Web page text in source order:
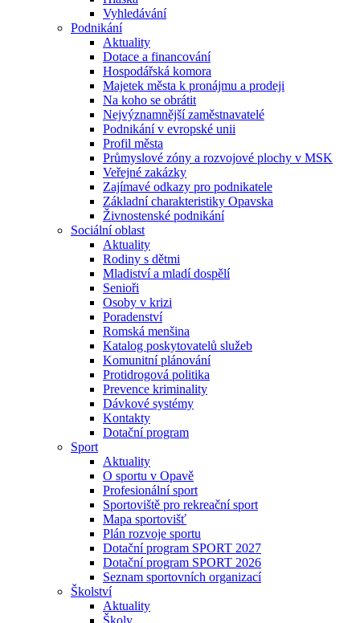
Vyhledávání
Podnikání
Aktuality
Dotace a financování
Hospodářská komora
Majetek města k pronájmu a prodeji
Na koho se obrátit
Nejvýznamnější zaměstnavatelé
Podnikání v evropské unii
Profil města
Průmyslové zóny a rozvojové plochy v MSK
Veřejné zakázky
Zajímavé odkazy pro podnikatele
Základní charakteristiky Opavska
Živnostenské podnikání
Sociální oblast
Aktuality
Rodiny s dětmi
Mladiství a mladí dospělí
Senioři
Osoby v krizi
Poradenství
Romská menšina
Katalog poskytovatelů služeb
Komunitní plánování
Protidrogová politika
Prevence kriminality
Dávkové systémy
Kontakty
Dotační program
Sport
Aktuality
O sportu v Opavě
Profesionální sport
Sportoviště pro rekreační sport
Mapa sportovišť
Plán rozvoje sportu
Dotační program SPORT 2027
Dotační program SPORT 2026
Seznam sportovních organizací
Školství
Aktuality